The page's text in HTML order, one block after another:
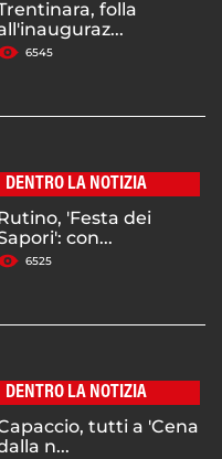
folla
6545
DENTRO LA NOTIZIA
'Festa dei
con...
6525
DENTRO LA NOTIZIA
tutti a 'Cena
n...